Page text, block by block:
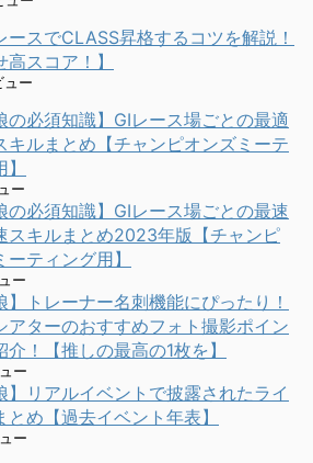
ースでCLASS昇格するコツを解説！
高スコア！】
ュー
の必須知識】GⅠレース場ごとの最適
キルまとめ【チャンピオンズミーテ
ー
の必須知識】GⅠレース場ごとの最速
スキルまとめ2023年版【チャンピ
ーティング用】
ー
】トレーナー名刺機能にぴったり！
アターのおすすめフォト撮影ポイン
介！【推しの最高の1枚を】
ー
】リアルイベントで披露されたライ
とめ【過去イベント年表】
ー